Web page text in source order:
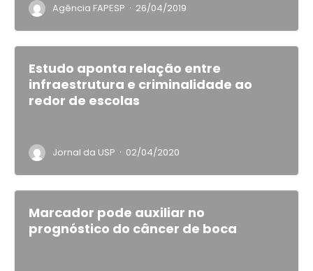
Agência FAPESP · 26/04/2019
Estudo aponta relação entre
infraestrutura e criminalidade ao
redor de escolas
Jornal da USP · 02/04/2020
Marcador pode auxiliar no
prognóstico do câncer de boca